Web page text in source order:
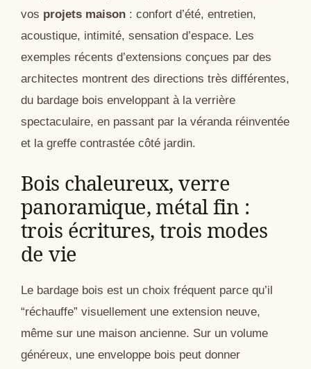
vos projets maison : confort d’été, entretien,
acoustique, intimité, sensation d’espace. Les
exemples récents d’extensions conçues par des
architectes montrent des directions très différentes,
du bardage bois enveloppant à la verrière
spectaculaire, en passant par la véranda réinventée
et la greffe contrastée côté jardin.
Bois chaleureux, verre
panoramique, métal fin :
trois écritures, trois modes
de vie
Le bardage bois est un choix fréquent parce qu’il
“réchauffe” visuellement une extension neuve,
même sur une maison ancienne. Sur un volume
généreux, une enveloppe bois peut donner